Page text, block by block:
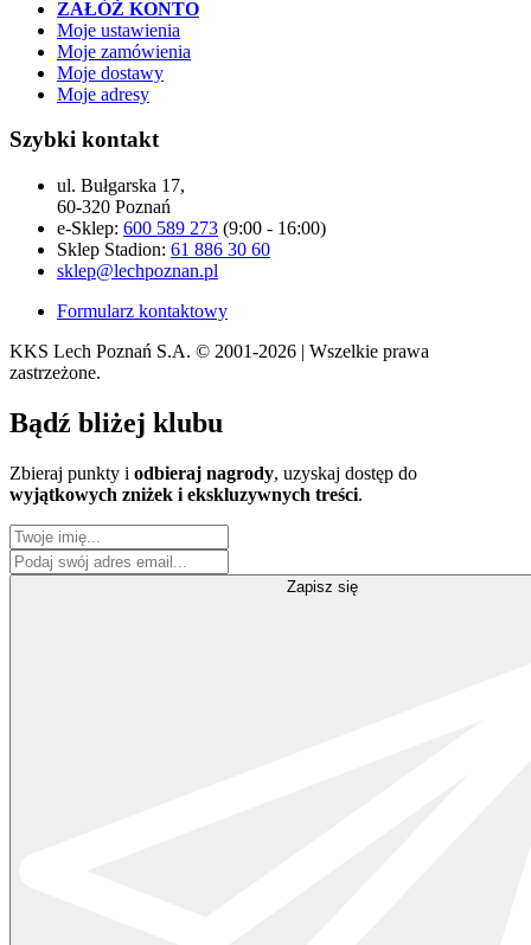
ZAŁÓŻ KONTO
Moje ustawienia
Moje zamówienia
Moje dostawy
Moje adresy
Szybki kontakt
ul. Bułgarska 17,
60-320 Poznań
e-Sklep: 600 589 273 (9:00 - 16:00)
Sklep Stadion: 61 886 30 60
sklep@lechpoznan.pl
Formularz kontaktowy
KKS Lech Poznań S.A. © 2001-2026 | Wszelkie prawa
zastrzeżone.
Bądź bliżej klubu
Zbieraj punkty i odbieraj nagrody, uzyskaj dostęp do
wyjątkowych zniżek i ekskluzywnych treści.
Zapisz się